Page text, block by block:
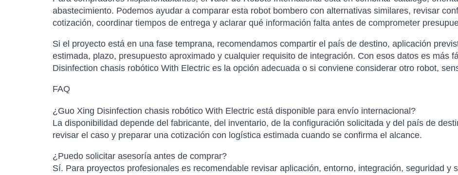
abastecimiento. Podemos ayudar a comparar esta robot bombero con alternativas similares, revisar
cotización, coordinar tiempos de entrega y aclarar qué información falta antes de comprometer
Si el proyecto está en una fase temprana, recomendamos compartir el país de destino, aplicación
estimada, plazo, presupuesto aproximado y cualquier requisito de integración. Con esos datos es más
Disinfection chasis robótico With Electric es la opción adecuada o si conviene considerar otro robot,
FAQ
¿Guo Xing Disinfection chasis robótico With Electric está disponible para envío internacional?
La disponibilidad depende del fabricante, del inventario, de la configuración solicitada y del país de
revisar el caso y preparar una cotización con logística estimada cuando se confirma el alcance.
¿Puedo solicitar asesoría antes de comprar?
Sí. Para proyectos profesionales es recomendable revisar aplicación, entorno, integración, seguridad y